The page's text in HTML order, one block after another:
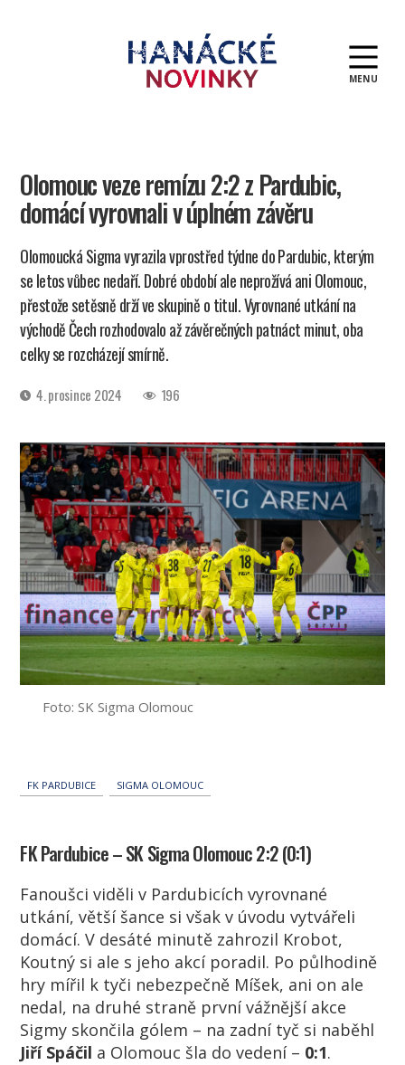
MENU
Olomouc veze remízu 2:2 z Pardubic,
domácí vyrovnali v úplném závěru
Olomoucká Sigma vyrazila vprostřed týdne do Pardubic, kterým
se letos vůbec nedaří. Dobré období ale neprožívá ani Olomouc,
přestože setěsně drží ve skupině o titul. Vyrovnané utkání na
východě Čech rozhodovalo až závěrečných patnáct minut, oba
celky se rozcházejí smírně.
Datum
příspěvku
4. prosince 2024 196
Foto: SK Sigma Olomouc
FK PARDUBICE SIGMA OLOMOUC
FK Pardubice – SK Sigma Olomouc 2:2 (0:1)
Fanoušci viděli v Pardubicích vyrovnané
utkání, větší šance si však v úvodu vytvářeli
domácí. V desáté minutě zahrozil Krobot,
Koutný si ale s jeho akcí poradil. Po půlhodině
hry mířil k tyči nebezpečně Míšek, ani on ale
nedal, na druhé straně první vážnější akce
Sigmy skončila gólem – na zadní tyč si naběhl
Jiří Spáčil a Olomouc šla do vedení – 0:1.